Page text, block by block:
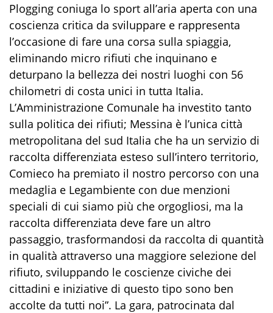
Plogging coniuga lo sport all’aria aperta con una
coscienza critica da sviluppare e rappresenta
l’occasione di fare una corsa sulla spiaggia,
eliminando micro rifiuti che inquinano e
deturpano la bellezza dei nostri luoghi con 56
chilometri di costa unici in tutta Italia.
L’Amministrazione Comunale ha investito tanto
sulla politica dei rifiuti; Messina è l’unica città
metropolitana del sud Italia che ha un servizio di
raccolta differenziata esteso sull’intero territorio,
Comieco ha premiato il nostro percorso con una
medaglia e Legambiente con due menzioni
speciali di cui siamo più che orgogliosi, ma la
raccolta differenziata deve fare un altro
passaggio, trasformandosi da raccolta di quantità
in qualità attraverso una maggiore selezione del
rifiuto, sviluppando le coscienze civiche dei
cittadini e iniziative di questo tipo sono ben
accolte da tutti noi”. La gara, patrocinata dal